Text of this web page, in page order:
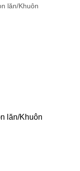
lăn/Khuôn